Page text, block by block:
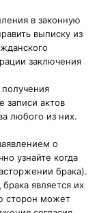
в законную
выписку из
заключения
записи актов
любого из них.
о
узнайте когда
брака).
является их
сторон может